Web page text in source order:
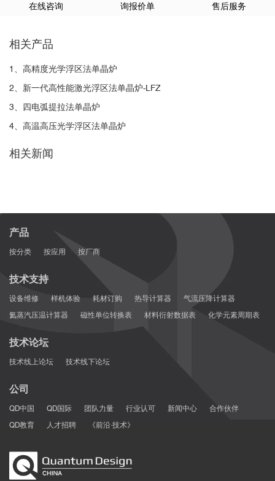
CrystEngComm
在线咨询 询报价单 售后服务
相关产品
1、高精度光学浮区法单晶炉
2、新一代高性能激光浮区法单晶炉-LFZ
3、四电弧提拉法单晶炉
4、高温高压光学浮区法单晶炉
相关新闻
产品
按分类 按应用 按厂商
技术支持
设备维修 样机体验 耗材订购 热导计算器
气流压降计算器
氦蒸汽压温计算器
磁性单位转换表 材料衍射数据表 化学元素周期表
技术论坛
技术线上论坛 技术线下论坛
公司
QD中国 QD国际 团队力量 行业认可 新闻中心
合作伙伴
QD教育
人才招聘 《前沿·技术》